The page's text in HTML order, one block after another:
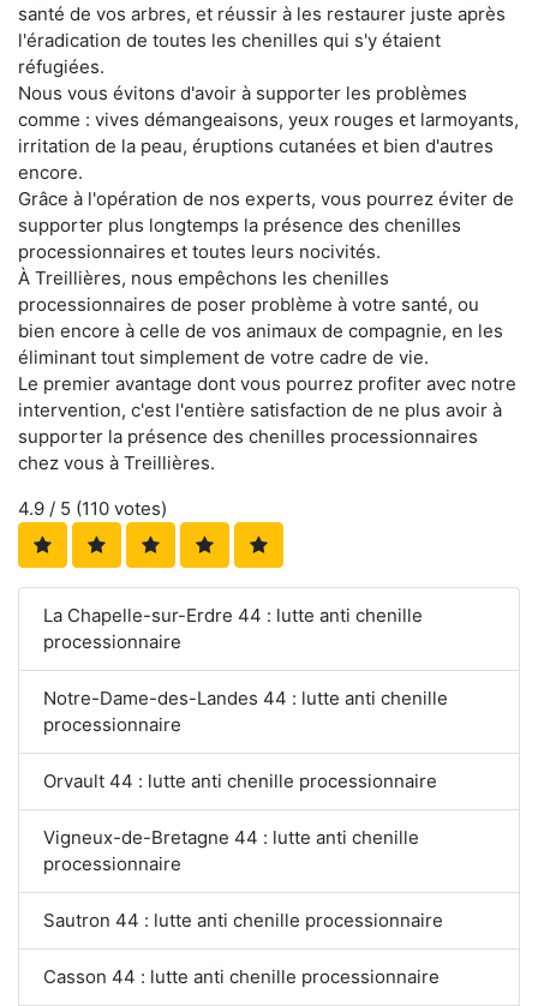
santé de vos arbres, et réussir à les restaurer juste après
l'éradication de toutes les chenilles qui s'y étaient
réfugiées.
Nous vous évitons d'avoir à supporter les problèmes
comme : vives démangeaisons, yeux rouges et larmoyants,
irritation de la peau, éruptions cutanées et bien d'autres
encore.
Grâce à l'opération de nos experts, vous pourrez éviter de
supporter plus longtemps la présence des chenilles
processionnaires et toutes leurs nocivités.
À Treillières, nous empêchons les chenilles
processionnaires de poser problème à votre santé, ou
bien encore à celle de vos animaux de compagnie, en les
éliminant tout simplement de votre cadre de vie.
Le premier avantage dont vous pourrez profiter avec notre
intervention, c'est l'entière satisfaction de ne plus avoir à
supporter la présence des chenilles processionnaires
chez vous à Treillières.
4.9 / 5 (110 votes)
La Chapelle-sur-Erdre 44 : lutte anti chenille
processionnaire
Notre-Dame-des-Landes 44 : lutte anti chenille
processionnaire
Orvault 44 : lutte anti chenille processionnaire
Vigneux-de-Bretagne 44 : lutte anti chenille
processionnaire
Sautron 44 : lutte anti chenille processionnaire
Casson 44 : lutte anti chenille processionnaire